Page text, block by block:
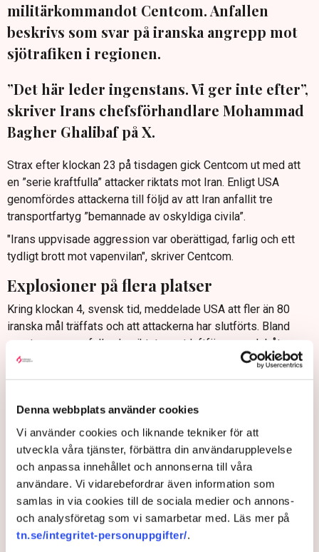
Denna webbplats använder cookies
Vi använder cookies och liknande tekniker för att
utveckla våra tjänster, förbättra din användarupplevelse
och anpassa innehållet och annonserna till våra
användare. Vi vidarebefordrar även information som
samlas in via cookies till de sociala medier och annons-
och analysföretag som vi samarbetar med. Läs mer på
tn.se/integritet-personuppgifter/.
militärkommandot Centcom. Anfallen
beskrivs som svar på iranska angrepp mot
sjötrafiken i regionen.
”Det här leder ingenstans. Vi ger inte efter”,
skriver Irans chefsförhandlare Mohammad
Bagher Ghalibaf på X.
Strax efter klockan 23 på tisdagen gick Centcom ut med att
en ”serie kraftfulla” attacker riktats mot Iran. Enligt USA
genomfördes attackerna till följd av att Iran anfallit tre
transportfartyg ”bemannade av oskyldiga civila”.
"Irans uppvisade aggression var oberättigad, farlig och ett
tydligt brott mot vapenvilan", skriver Centcom.
Explosioner på flera platser
Kring klockan 4, svensk tid, meddelade USA att fler än 80
iranska mål träffats och att attackerna har slutförts. Bland
annat uppges anfallen ha riktats mot luftförsvar och båtar
tillhörande Revolutionsgardet.
Irans statliga radio- och tv-bolag Irib rapporterar om att
Abbas, som alla ligger i anknytning till Hormuzsundet.
Iran har utlovatsvarpå USA:s attacker och beskriver dem
som ett brott mot samförståndsavtalet mellan länderna.
Talmannen och chefsförhandlaren Mohammad Bagher
Ghalibaf skriver påXatt "eran av trakasserier och
utpressning är över" och listar flera påstådda avtalsbrott från
USA:s sida.